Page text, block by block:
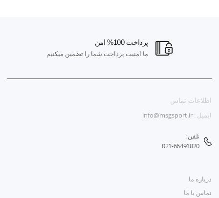
پرداخت 100% امن
ما امنیت پرداخت شما را تضمین میکنیم
اطلاعات تماس
ایمیل : info@msgsport.ir
تلفن :
021-66491820
درباره ما
تماس با ما